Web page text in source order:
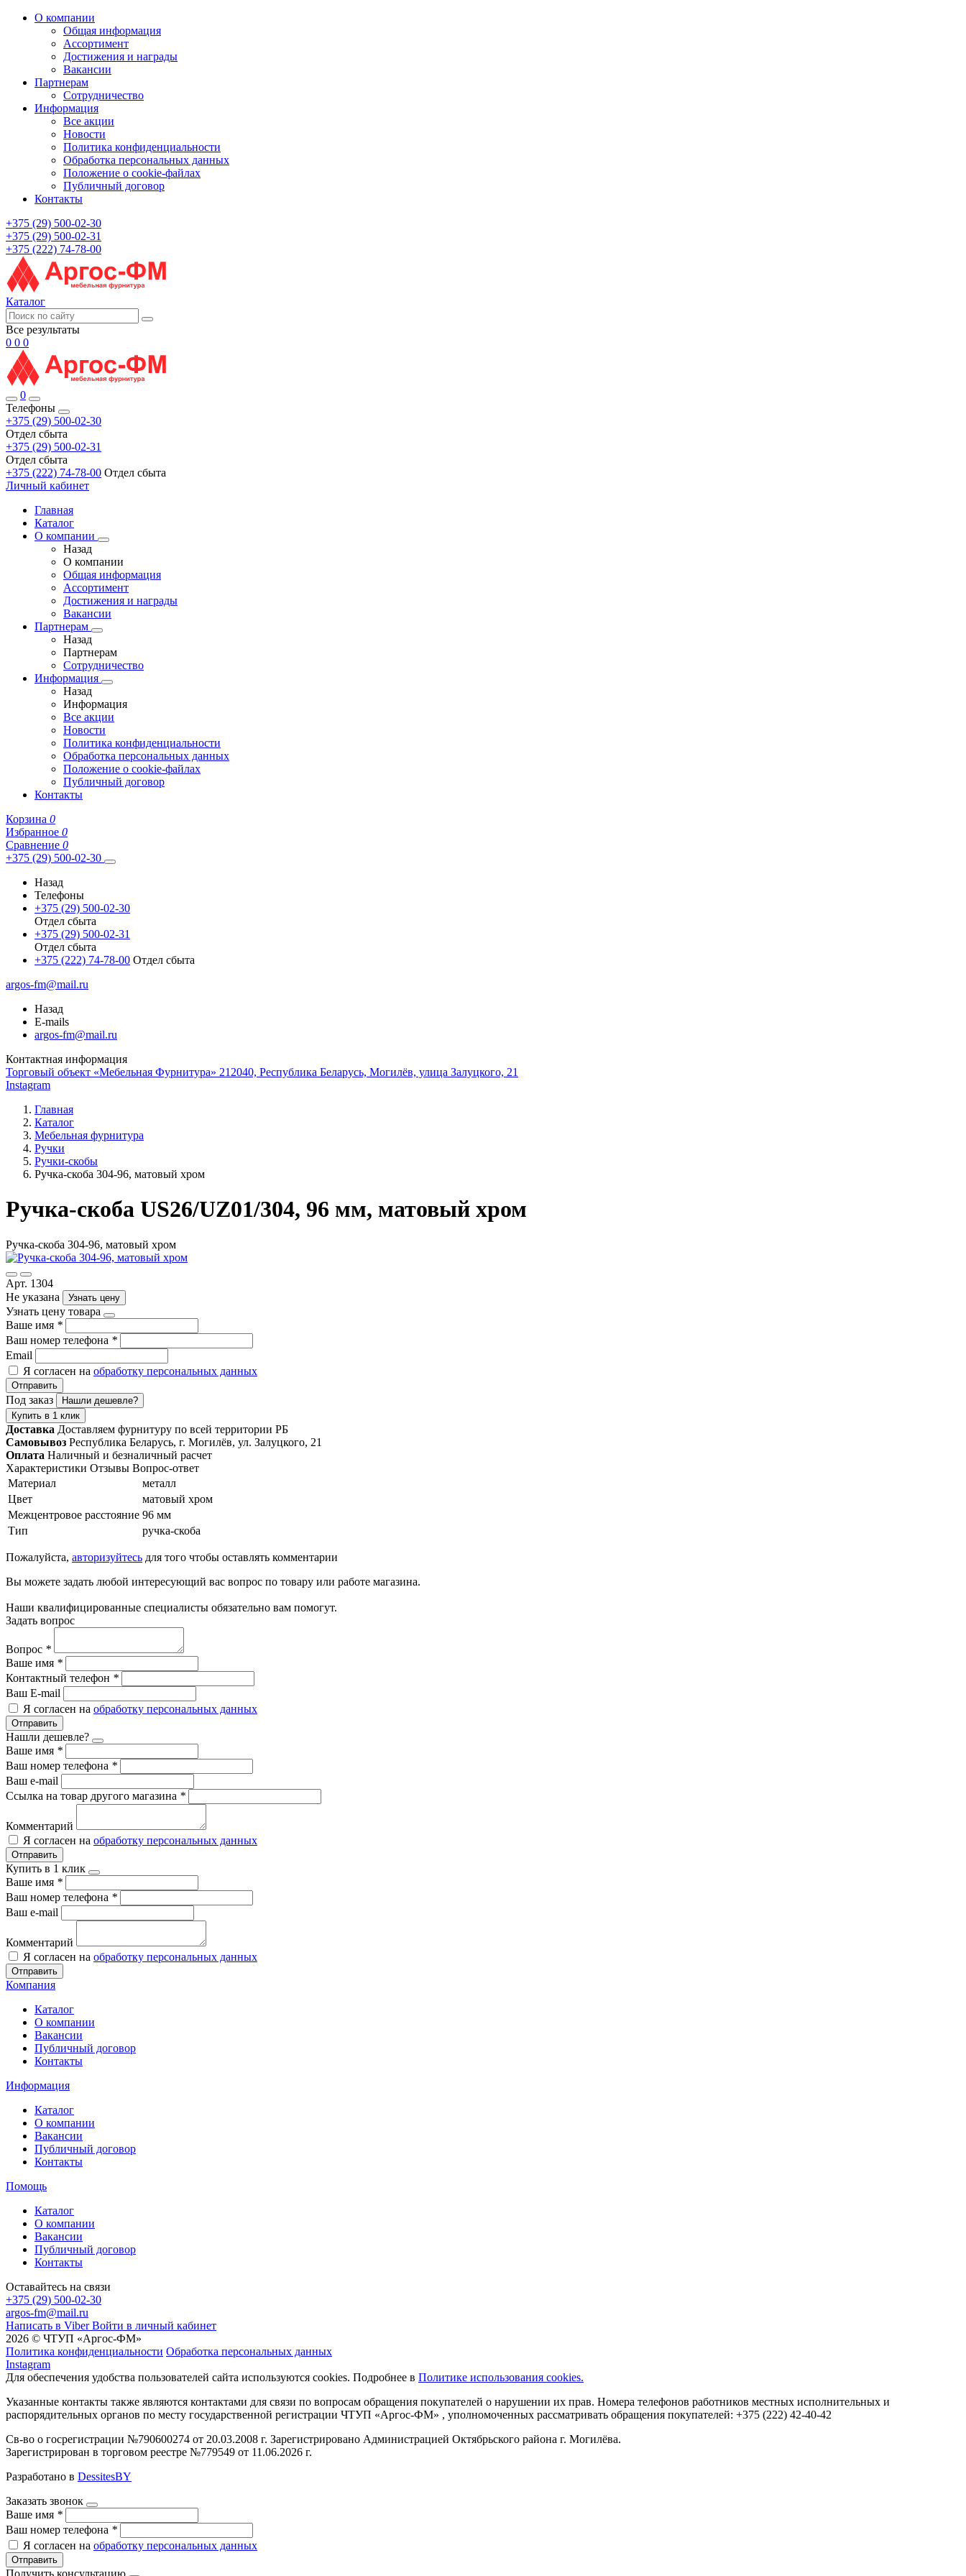
О компании
Общая информация
Ассортимент
Достижения и награды
Вакансии
Партнерам
Сотрудничество
Информация
Все акции
Новости
Политика конфиденциальности
Обработка персональных данных
Положение о cookie-файлах
Публичный договор
Контакты
+375 (29) 500-02-30
+375 (29) 500-02-31
+375 (222) 74-78-00
Каталог
Все результаты
0 0 0
0
Телефоны
+375 (29) 500-02-30
Отдел сбыта
+375 (29) 500-02-31
Отдел сбыта
+375 (222) 74-78-00 Отдел сбыта
Личный кабинет
Главная
Каталог
О компании
Назад
О компании
Общая информация
Ассортимент
Достижения и награды
Вакансии
Партнерам
Назад
Партнерам
Сотрудничество
Информация
Назад
Информация
Все акции
Новости
Политика конфиденциальности
Обработка персональных данных
Положение о cookie-файлах
Публичный договор
Контакты
Корзина 0
Избранное 0
Сравнение 0
+375 (29) 500-02-30
Назад
Телефоны
+375 (29) 500-02-30
Отдел сбыта
+375 (29) 500-02-31
Отдел сбыта
+375 (222) 74-78-00 Отдел сбыта
argos-fm@mail.ru
Назад
E-mails
argos-fm@mail.ru
Контактная информация
Торговый объект «Мебельная Фурнитура» 212040, Республика Беларусь, Могилёв, улица Залуцкого, 21
Instagram
Главная
Каталог
Мебельная фурнитура
Ручки
Ручки-скобы
Ручка-скоба 304-96, матовый хром
Ручка-скоба US26/UZ01/304, 96 мм, матовый хром
Ручка-скоба 304-96, матовый хром
Арт. 1304
Не указана
Узнать цену
Узнать цену товара
Ваше имя *
Ваш номер телефона *
Email
Я согласен на обработку персональных данных
Отправить
Под заказ
Нашли дешевле?
Купить в 1 клик
Доставка Доставляем фурнитуру по всей территории РБ
Самовывоз Республика Беларусь, г. Могилёв, ул. Залуцкого, 21
Оплата Наличный и безналичный расчет
Характеристики Отзывы Вопрос-ответ
Материал
металл
Цвет
матовый хром
Межцентровое расстояние 96 мм
Тип
ручка-скоба
Пожалуйста, авторизуйтесь для того чтобы оставлять комментарии
Вы можете задать любой интересующий вас вопрос по товару или работе магазина.
Наши квалифицированные специалисты обязательно вам помогут.
Задать вопрос
Вопрос *
Ваше имя *
Контактный телефон *
Ваш E-mail
Я согласен на обработку персональных данных
Отправить
Нашли дешевле?
Ваше имя *
Ваш номер телефона *
Ваш e-mail
Ссылка на товар другого магазина *
Комментарий
Я согласен на обработку персональных данных
Отправить
Купить в 1 клик
Ваше имя *
Ваш номер телефона *
Ваш e-mail
Комментарий
Я согласен на обработку персональных данных
Отправить
Компания
Каталог
О компании
Вакансии
Публичный договор
Контакты
Информация
Каталог
О компании
Вакансии
Публичный договор
Контакты
Помощь
Каталог
О компании
Вакансии
Публичный договор
Контакты
Оставайтесь на связи
+375 (29) 500-02-30
argos-fm@mail.ru
Написать в Viber Войти в личный кабинет
2026 © ЧТУП «Аргос-ФМ»
Политика конфиденциальности Обработка персональных данных
Instagram
Для обеспечения удобства пользователей сайта используются cookies. Подробнее в Политике использования cookies.
Указанные контакты также являются контактами для связи по вопросам обращения покупателей о нарушении их прав. Номера телефонов работников местных исполнительных и
распорядительных органов по месту государственной регистрации ЧТУП «Аргос-ФМ» , уполномоченных рассматривать обращения покупателей: +375 (222) 42-40-42
Св-во о госрегистрации №790600274 от 20.03.2008 г. Зарегистрировано Администрацией Октябрьского района г. Могилёва.
Зарегистрирован в торговом реестре №779549 от 11.06.2026 г.
Разработано в DessitesBY
Заказать звонок
Ваше имя *
Ваш номер телефона *
Я согласен на обработку персональных данных
Отправить
Получить консультацию